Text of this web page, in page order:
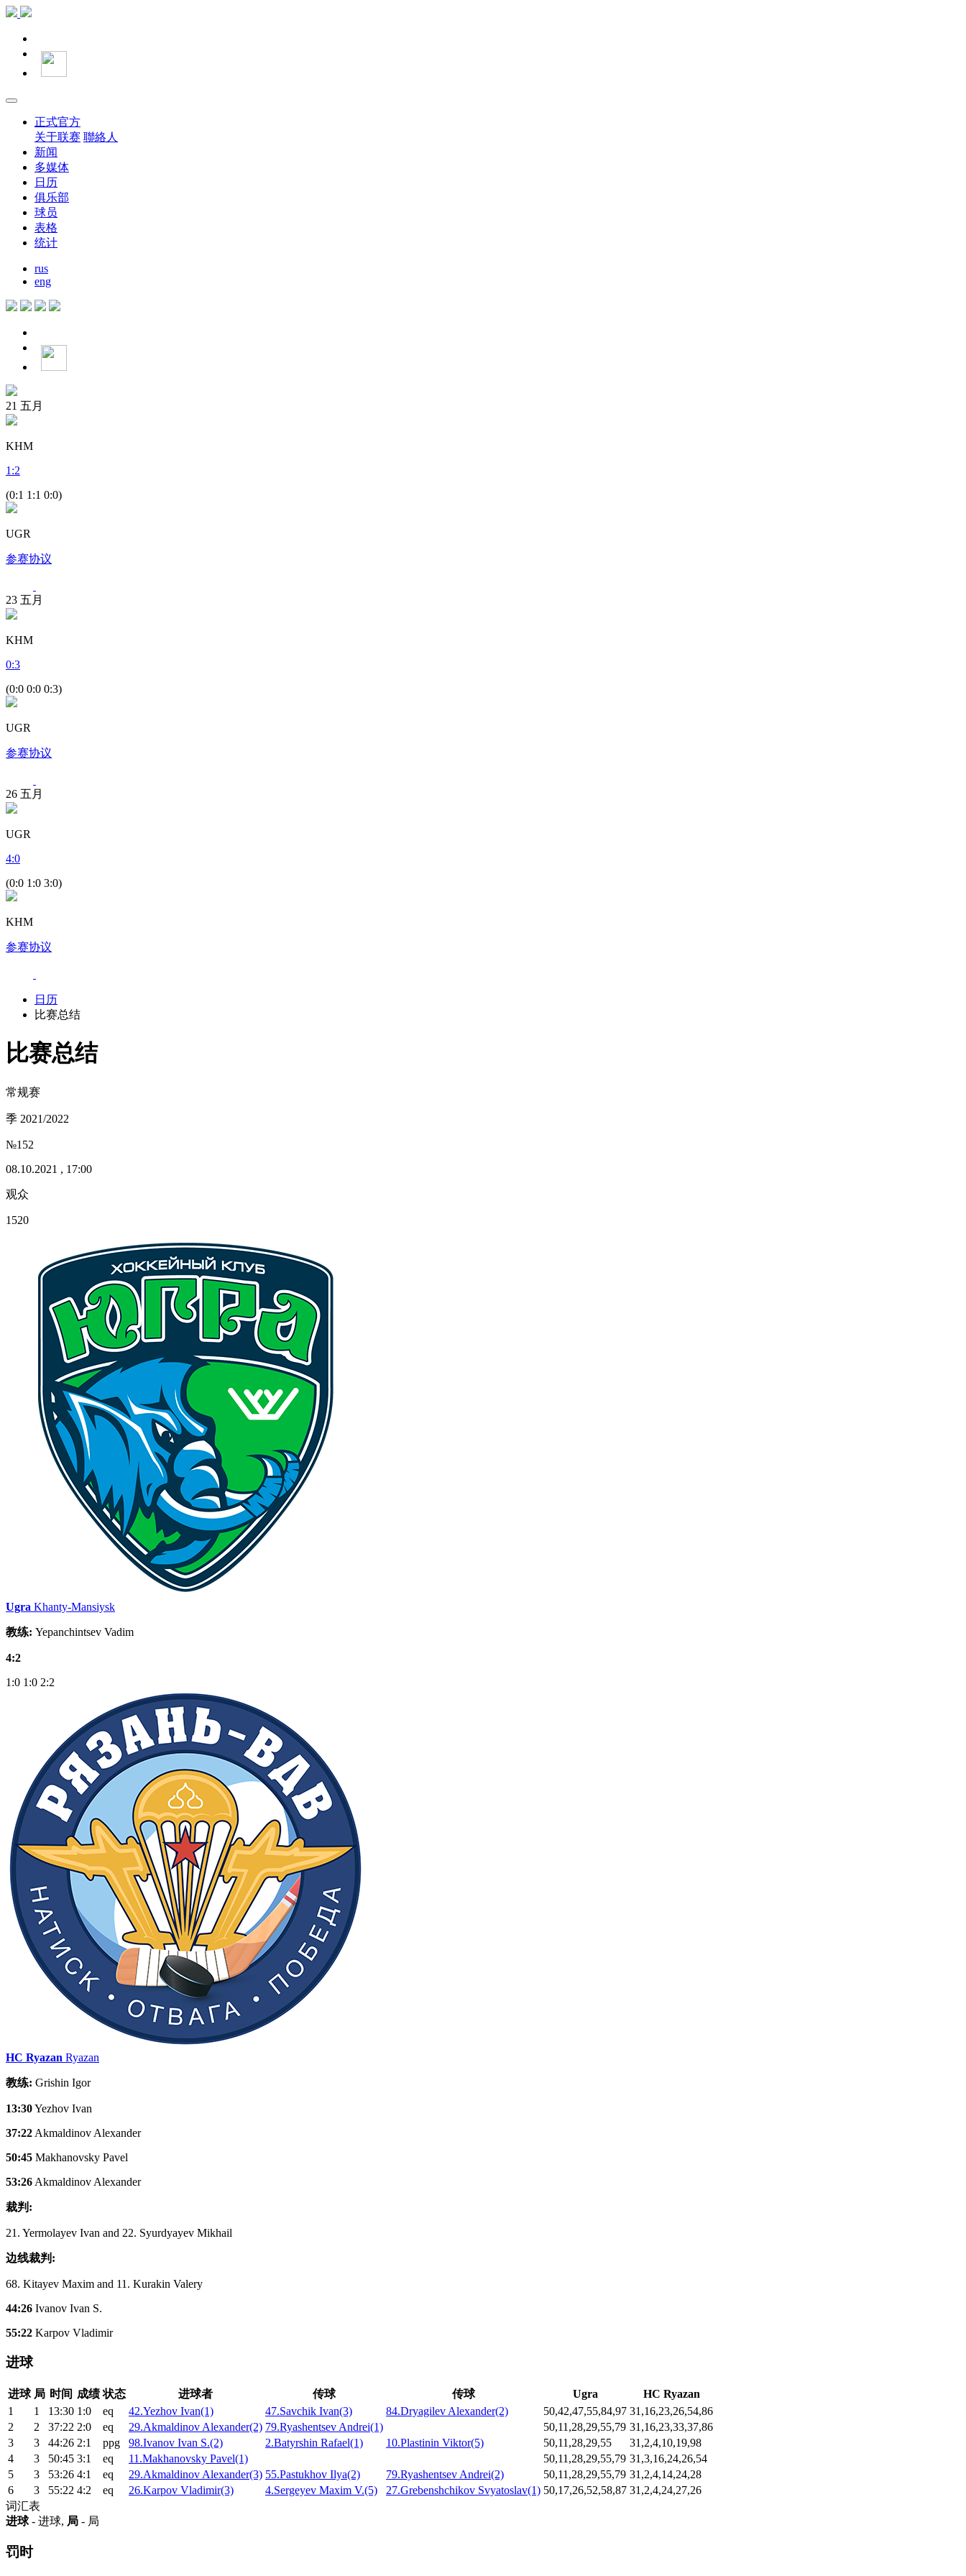
正式官方
关于联赛 聯絡人
新闻
多媒体
日历
俱乐部
球员
表格
统计
rus
eng
21 五月
KHM
1 :2
(0:1 1:1 0:0)
UGR
参赛协议
23 五月
KHM
0:3
(0:0 0:0 0:3)
UGR
参赛协议
26 五月
UGR
4:0
(0:0 1:0 3:0)
KHM
参赛协议
日历
比赛总结
比赛总结
常规赛
季 2021/2022
№152
08.10.2021 , 17:00
观众
1520
Ugra Khanty-Mansiysk
教练: Yepanchintsev Vadim
4:2
1:0 1:0 2:2
HC Ryazan Ryazan
教练: Grishin Igor
13:30Yezhov Ivan
37:22 Akmaldinov Alexander
50:45 Makhanovsky Pavel
53:26 Akmaldinov Alexander
裁判:
21. Yermolayev Ivan and 22. Syurdyayev Mikhail
边线裁判:
68. Kitayev Maxim and 11. Kurakin Valery
44:26 Ivanov Ivan S.
55:22 Karpov Vladimir
进球
进球 局 时间 成绩 状态 进球者 传球 传球 Ugra
HC Ryazan
1
1 13:30 1:0 eq 42.Yezhov Ivan(1) 47.Savchik Ivan(3) 84.Dryagilev Alexander(2) 50,42,47,55,84,97 31,16,23,26,54,86
2
2 37:22 2:0 eq 29.Akmaldinov Alexander(2) 79.Ryashentsev Andrei(1) 50,11,28,29,55,79 31,16,23,33,37,86
3
3 44:26 2:1 ppg 98.Ivanov Ivan S.(2) 2.Batyrshin Rafael(1) 10.Plastinin Viktor(5) 50,11,28,29,55
31,2,4,10,19,98
4
3 50:45 3:1 eq 11.Makhanovsky Pavel(1) 50,11,28,29,55,79 31,3,16,24,26,54
5
3 53:26 4:1 eq 29.Akmaldinov Alexander(3) 55.Pastukhov Ilya(2) 79.Ryashentsev Andrei(2) 50,11,28,29,55,79 31,2,4,14,24,28
6
3 55:22 4:2 eq 26.Karpov Vladimir(3) 4.Sergeyev Maxim V.(5) 27.Grebenshchikov Svyatoslav(1) 50,17,26,52,58,87 31,2,4,24,27,26
词汇表
进球- 进球, 局 - 局
罚时